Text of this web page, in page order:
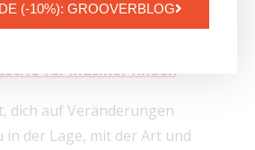
Ein Gleichgewicht zwischen
für Musiker finden
dich auf Veränderungen
in der Lage, mit der Art und
(-10%): GROOVERBLOG